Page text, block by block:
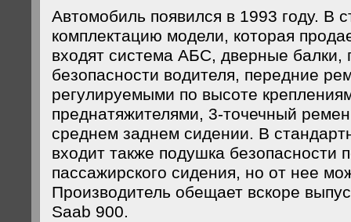
Автомобиль появился в 1993 году. В
комплектацию модели, которая
входят система АБС, дверные балки,
безопасности водителя, передние
регулируемыми по высоте
преднатяжителями, 3-точечный
среднем заднем сидении. В
входит также подушка безопасности
пассажирского сидения, но от нее
Производитель обещает вскоре
Saab 900.